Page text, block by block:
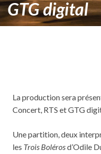
GTG digital
La production sera
Concert, RTS et GTG
Une partition, deux
les Trois Bolérosd’Odile